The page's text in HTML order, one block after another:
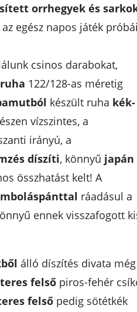
orrhegyek és
egész napos játék
csinos darabokat,
122/128-as méretig
készült ruha kék-
vízszintes, a
irányú, a
díszíti, könnyű japán
összhatást kelt! A
ráadásul a
ennek visszafogott
álló díszítés divata még
felső piros-fehér
felső pedig sötétkék